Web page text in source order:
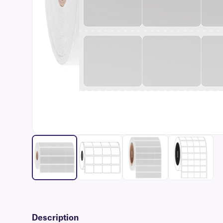
Description